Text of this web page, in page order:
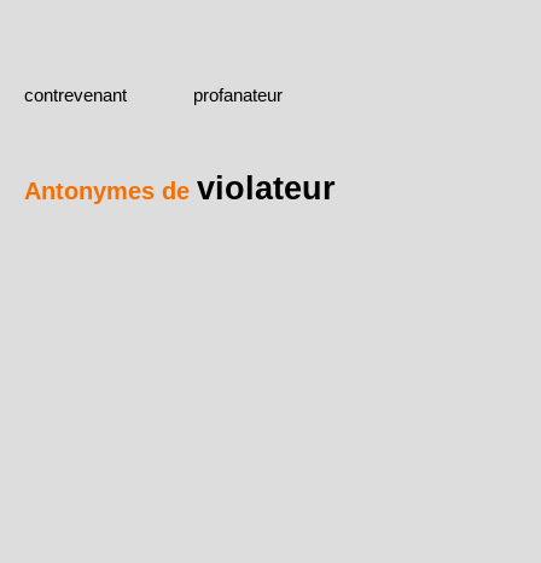
contrevenant profanateur
Antonymes de violateur